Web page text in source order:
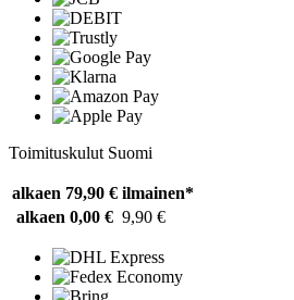
Toimituskulut Suomi
alkaen 79,90 € ilmainen*
alkaen 0,00 € 9,90 €